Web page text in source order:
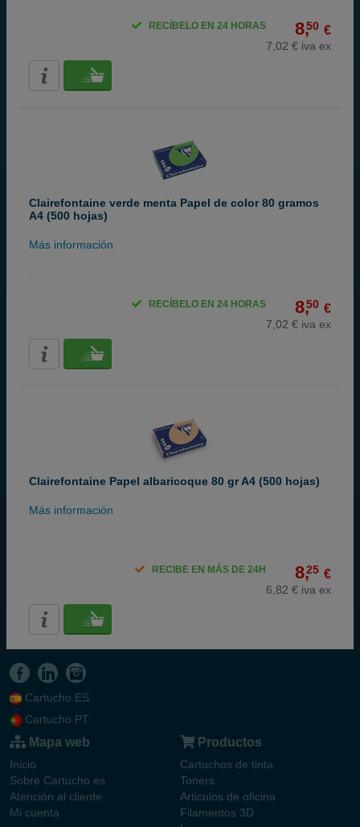
8,50 €
7,02 € iva ex
RECÍBELO EN 24 HORAS
Clairefontaine verde menta Papel de color 80 gramos
A4 (500 hojas)
Más información
8,50 €
7,02 € iva ex
RECÍBELO EN 24 HORAS
Clairefontaine Papel albaricoque 80 gr A4 (500 hojas)
Más información
8,25 €
6,82 € iva ex
RECIBE EN MÁS DE 24H
Cartucho.ES
Cartucho.PT
Mapa web
Inicio
Sobre Cartucho.es
Atención al cliente
Mi cuenta
Productos
Cartuchos de tinta
Toners
Articulos de oficina
Filamentos 3D